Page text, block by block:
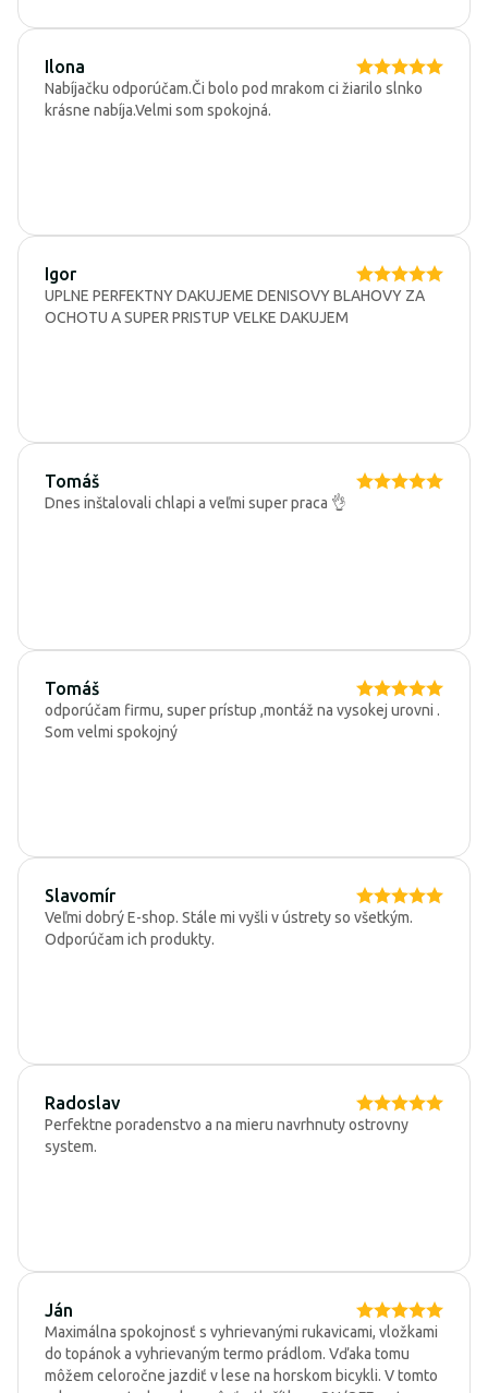
Ilona
Nabíjačku odporúčam.Či bolo pod mrakom ci žiarilo slnko
krásne nabíja.Velmi som spokojná.
Igor
UPLNE PERFEKTNY DAKUJEME DENISOVY BLAHOVY ZA
OCHOTU A SUPER PRISTUP VELKE DAKUJEM
Tomáš
Dnes inštalovali chlapi a veľmi super praca 👌
Tomáš
odporúčam firmu, super prístup ,montáž na vysokej urovni .
Som velmi spokojný
Slavomír
Veľmi dobrý E-shop. Stále mi vyšli v ústrety so všetkým.
Odporúčam ich produkty.
Radoslav
Perfektne poradenstvo a na mieru navrhnuty ostrovny
system.
Ján
Maximálna spokojnosť s vyhrievanými rukavicami, vložkami
do topánok a vyhrievaným termo prádlom. Vďaka tomu
môžem celoročne jazdiť v lese na horskom bicykli. V tomto